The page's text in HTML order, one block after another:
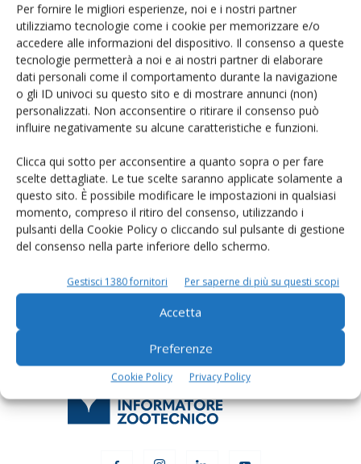
Per fornire le migliori esperienze, noi e i nostri partner
utilizziamo tecnologie come i cookie per memorizzare e/o
accedere alle informazioni del dispositivo. Il consenso a queste
tecnologie permetterà a noi e ai nostri partner di elaborare
dati personali come il comportamento durante la navigazione
o gli ID univoci su questo sito e di mostrare annunci (non)
personalizzati. Non acconsentire o ritirare il consenso può
influire negativamente su alcune caratteristiche e funzioni.
Clicca qui sotto per acconsentire a quanto sopra o per fare
scelte dettagliate. Le tue scelte saranno applicate solamente a
questo sito. È possibile modificare le impostazioni in qualsiasi
momento, compreso il ritiro del consenso, utilizzando i
pulsanti della Cookie Policy o cliccando sul pulsante di gestione
del consenso nella parte inferiore dello schermo.
Gestisci 1380 fornitori Per saperne di più su questi scopi
Accetta
Preferenze
Cookie Policy Privacy Policy
Rimani aggiornato sul mondo
dell’agricoltura
Iscriviti alle nostre newsletter